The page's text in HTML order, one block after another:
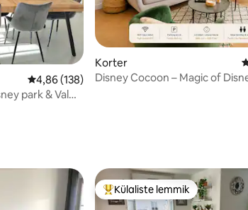
Keskmine hinnang 4,86/5, 138 hinnangut
4,86 (138)
park & Val
Korter
Disney Cocoon – Magic of
Külaliste suur lemmik
Külaliste lemmik